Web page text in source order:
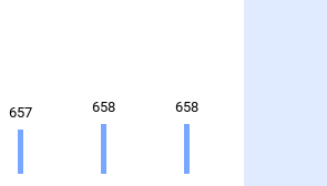
657 658 658